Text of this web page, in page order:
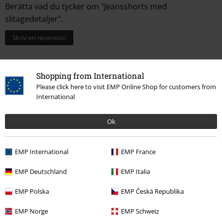
Shopping from International
Please click here to visit EMP Online Shop for customers from
International
Ok
EMP International EMP France
EMP Deutschland EMP Italia
EMP Polska EMP Česká Republika
EMP Norge EMP Schweiz
Berätta vad du tycker om "Jeansshorts med
slitagedetaljer".
Skriv en recension
Kläder & accessoarer Shorts
Teman Festivaler & Konserter Kläder Festivalbyxor
Teman Festivaler & Konserter Kläder Festivalshorts